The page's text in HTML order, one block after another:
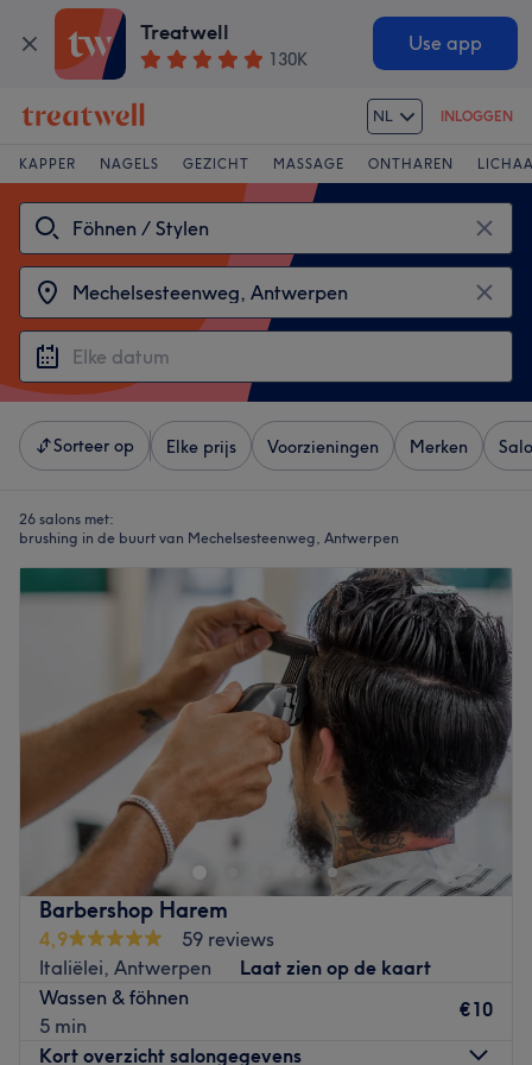
Treatwell
130K
Use app
NL INLOGGEN
KAPPER NAGELS GEZICHT MASSAGE ONTHAREN
Sorteer op Elke prijs Voorzieningen Merken
26 salons met:
brushing in de buurt van Mechelsesteenweg, Antwerpen
Barbershop Harem
4,9
59 reviews
Italiëlei, Antwerpen
Laat zien op de kaart
Wassen & föhnen
5 min
€10
Kort overzicht salongegevens